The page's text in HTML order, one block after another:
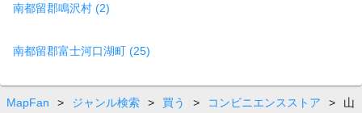
南都留郡鳴沢村 (2)
南都留郡富士河口湖町 (25)
MapFan > ジャンル検索 > 買う > コンビニエンスストア >
山